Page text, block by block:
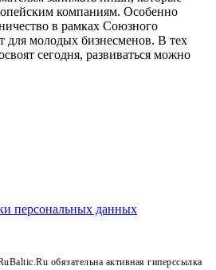
компаниям. Особенно
в рамках Союзного
для молодых бизнесменов. В тех
сегодня, развиваться можно
персональных данных
обязательна активная гиперссылка